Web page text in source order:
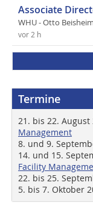
Associate
WHU - Otto
vor 2 h
Termine
21. bis 22. August
Management
8. und 9.
14. und 15.
Facility
22. bis 25.
5. bis 7. Oktober